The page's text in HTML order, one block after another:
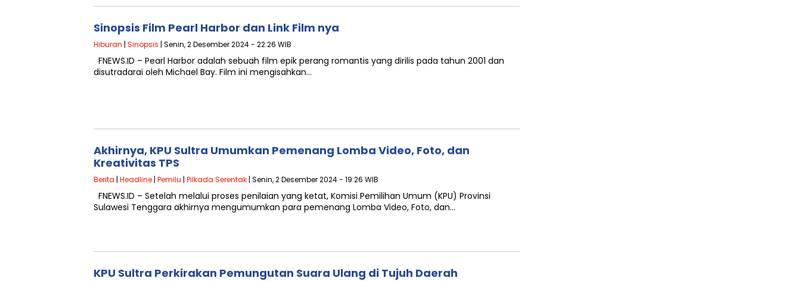
Sinopsis Film Pearl Harbor dan Link Film nya
Hiburan | Sinopsis | Senin, 2 Desember 2024 - 22:26 WIB
FNEWS.ID – Pearl Harbor adalah sebuah film epik perang romantis yang dirilis pada tahun 2001 dan
disutradarai oleh Michael Bay. Film ini mengisahkan…
Akhirnya, KPU Sultra Umumkan Pemenang Lomba Video, Foto, dan
Kreativitas TPS
Berita | Headline | Pemilu | Pilkada Serentak | Senin, 2 Desember 2024 - 19:26 WIB
FNEWS.ID – Setelah melalui proses penilaian yang ketat, Komisi Pemilihan Umum (KPU) Provinsi
Sulawesi Tenggara akhirnya mengumumkan para pemenang Lomba Video, Foto, dan…
KPU Sultra Perkirakan Pemungutan Suara Ulang di Tujuh Daerah